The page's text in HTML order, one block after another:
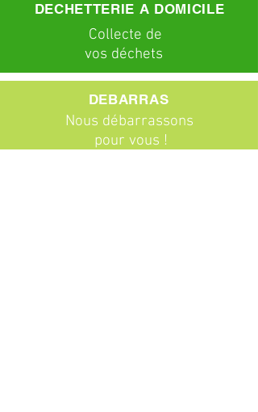
DECHETTERIE A DOMICILE
Collecte de
vos déchets
DEBARRAS
Nous débarrassons
pour vous !